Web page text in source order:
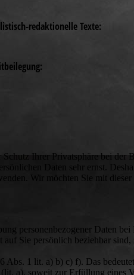
redaktionelle Texte:
Ihrer Privatsphäre bei der
Daten sehr ernst.
Wir möchten Sie mit
personenbezogener Daten
auf Sie persönlich beziehbar
1 lit. a) b) c) f). Das
a), soweit zur Erfüllung eines